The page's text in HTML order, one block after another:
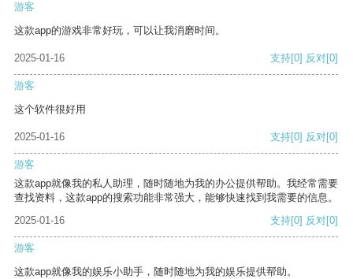
游客
这款app的游戏非常好玩，可以让我消磨时间。
2025-01-16 支持[0] 反对[0]
游客
这个软件很好用
2025-01-16 支持[0] 反对[0]
游客
这款app就像我的私人助理，随时随地为我的办公提供帮助。我经常需要
查找资料，这款app的搜索功能非常强大，能够快速找到我需要的信息。
2025-01-16
支持[0] 反对[0]
游客
这款app就像我的娱乐小助手，随时随地为我的娱乐提供帮助。